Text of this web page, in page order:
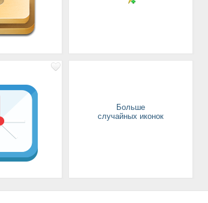
Больше
случайных иконок